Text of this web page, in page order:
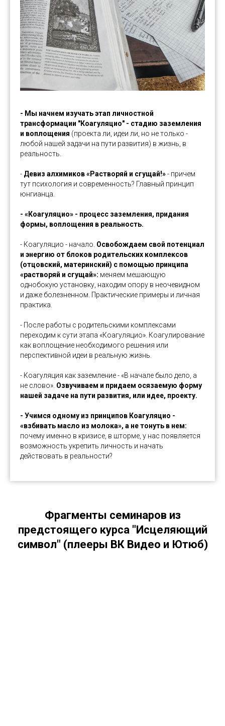
- Мы начнем изучать этап личностной
трансформации "Коагуляцио" - стадию заземления
и воплощения (проекта ли, идеи ли, но не только -
любой нашей задачи на пути развития) в жизнь, в
реальность.
- Девиз алхимиков «Растворяй и сгущай!»- причем
тут психология и современность? Главный принцип
юнгианца.
- «Коагуляцио» - процесс заземления, придания
формы, воплощения в реальность.
- Коагуляцио - начало. Освобождаем свой потенциал
и энергию от блоков родительских комплексов
(отцовский, материнский) с помощью принципа
«растворяй и сгущай»: меняем мешающую
однобокую установку, находим опору в неочевидном
и даже болезненном. Практические примеры и личная
практика.
- После работы с родительскими комплексами
переходим к сути этапа «Коагуляцио». Коагулирование
как воплощение необходимого решения или
перспективной идеи в реальную жизнь.
- Коагуляция как заземление - «В начале было дело, а
не слово». Озвучиваем и придаем осязаемую форму
нашей задаче на пути развития, или идее, проекту.
- Учимся одному из принципов Коагуляцио -
«взбивать масло из молока», а не тонуть в нем:
почему именно в кризисе, в шторме, у нас появляется
возможность укрепить личность и начать
действовать в реальности?
Фрагменты семинаров из
предстоящего курса "Исцеляющий
символ" (плееры ВК Видео и Ютюб)